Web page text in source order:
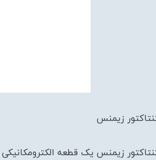
زیمنس
زیمنس یک قطعه